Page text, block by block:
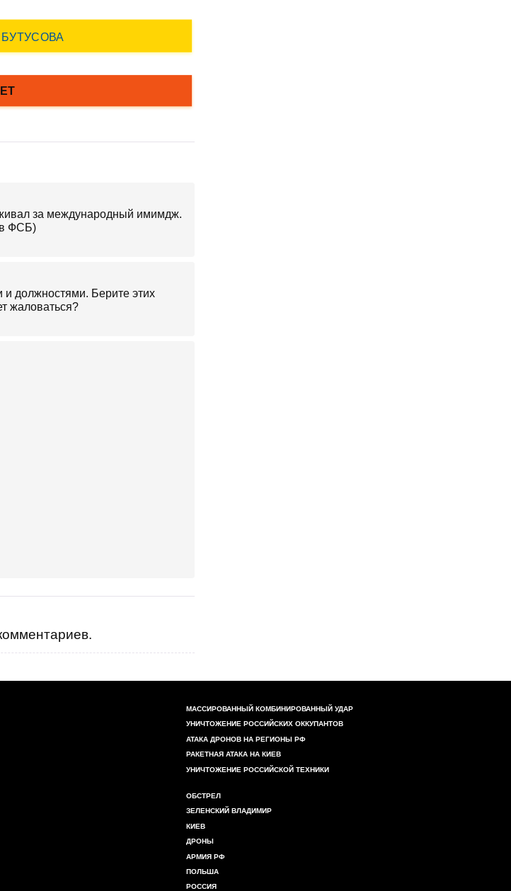
за международный имимдж.
в ФСБ)
должностями. Берите этих
жаловаться?
МАССИРОВАННЫЙ КОМБИНИРОВАННЫЙ УДАР
УНИЧТОЖЕНИЕ РОССИЙСКИХ ОККУПАНТОВ
АТАКА ДРОНОВ НА РЕГИОНЫ РФ
РАКЕТНАЯ АТАКА НА КИЕВ
УНИЧТОЖЕНИЕ РОССИЙСКОЙ ТЕХНИКИ
ОБСТРЕЛ
ЗЕЛЕНСКИЙ ВЛАДИМИР
КИЕВ
ДРОНЫ
АРМИЯ РФ
ПОЛЬША
РОССИЯ